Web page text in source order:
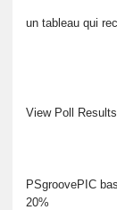
un tableau qui
View Poll
PSgroovePIC
20%